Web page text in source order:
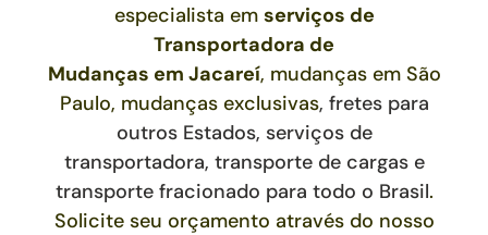
especialista em serviços de
Transportadora de
Mudanças em Jacareí, mudanças em São
Paulo, mudanças exclusivas, fretes para
outros Estados, serviços de
transportadora, transporte de cargas e
transporte fracionado para todo o Brasil.
Solicite seu orçamento através do nosso